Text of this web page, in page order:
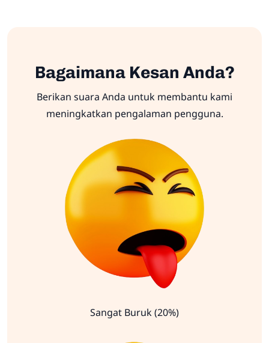
Bagaimana Kesan Anda?
Berikan suara Anda untuk membantu kami
meningkatkan pengalaman pengguna.
Sangat Buruk (20%)